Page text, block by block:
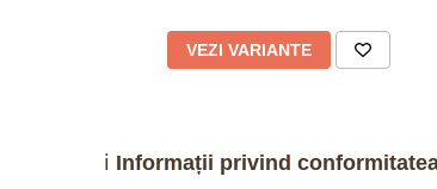
VEZI VARIANTE
ℹ️ Informații privind